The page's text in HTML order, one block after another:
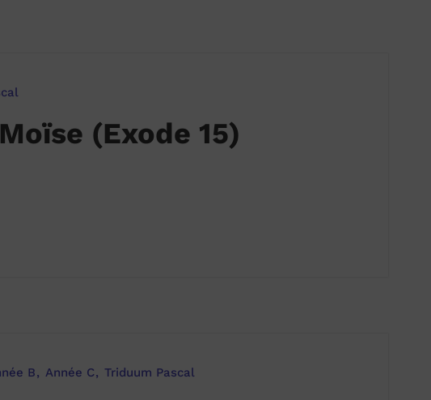
(Exode 15)
B Année C Triduum Pascal